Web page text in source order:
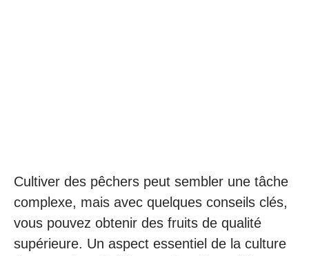
Cultiver des pêchers peut sembler une tâche
complexe, mais avec quelques conseils clés,
vous pouvez obtenir des fruits de qualité
supérieure. Un aspect essentiel de la culture